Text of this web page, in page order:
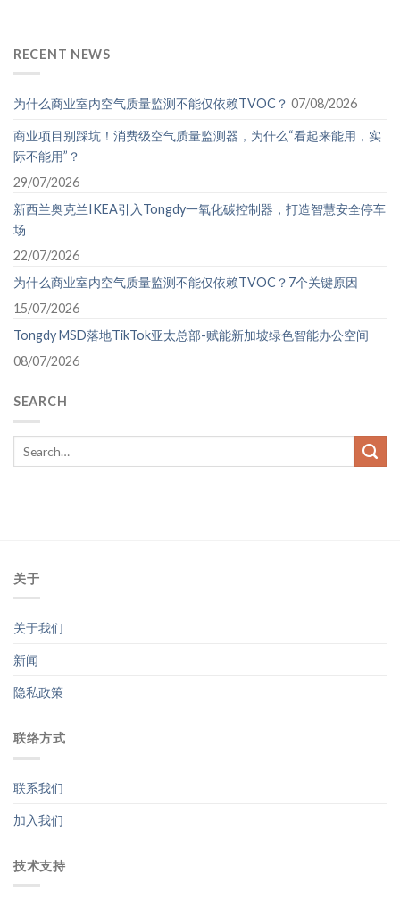
RECENT NEWS
为什么商业室内空气质量监测不能仅依赖TVOC？ 07/08/2026
商业项目别踩坑！消费级空气质量监测器，为什么“看起来能用，实
际不能用”？
29/07/2026
新西兰奥克兰IKEA引入Tongdy一氧化碳控制器，打造智慧安全停车
场
22/07/2026
为什么商业室内空气质量监测不能仅依赖TVOC？7个关键原因
15/07/2026
Tongdy MSD落地TikTok亚太总部-赋能新加坡绿色智能办公空间
08/07/2026
SEARCH
关于
关于我们
新闻
隐私政策
联络方式
联系我们
加入我们
技术支持